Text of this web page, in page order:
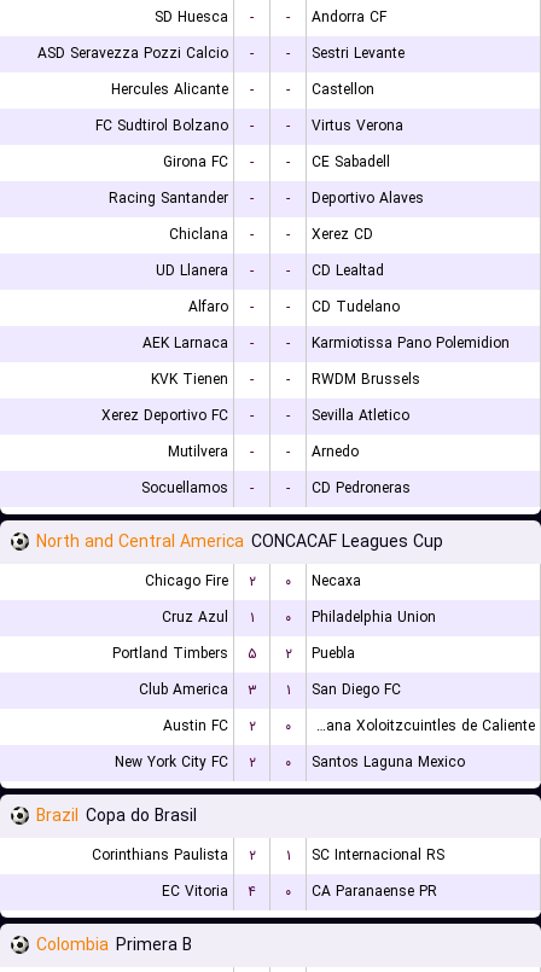
SD Huesca
- -
Andorra CF
ASD Seravezza Pozzi Calcio
- -
Sestri Levante
Hercules Alicante
- -
Castellon
FC Sudtirol Bolzano
- -
Virtus Verona
Girona FC
- -
CE Sabadell
Racing Santander
- -
Deportivo Alaves
Chiclana
- -
Xerez CD
UD Llanera
- -
CD Lealtad
Alfaro
- -
CD Tudelano
AEK Larnaca
- -
Karmiotissa Pano Polemidion
KVK Tienen
- -
RWDM Brussels
Xerez Deportivo FC
- -
Sevilla Atletico
Mutilvera
- -
Arnedo
Socuellamos
- - CD Pedroneras
North and Central America CONCACAF Leagues Cup
Chicago Fire ۲ ۰
Necaxa
Cruz Azul
۱ ۰
Philadelphia Union
Portland Timbers
۵ ۲
Puebla
Club America
۳ ۱
San Diego FC
Austin FC
۲ ۰
Club Tijuana Xoloitzcuintles de Caliente
New York City FC
۲ ۰ Santos Laguna Mexico
Brazil Copa do Brasil
Corinthians Paulista ۲ ۱
SC Internacional RS
EC Vitoria
۴ ۰ CA Paranaense PR
Colombia Primera B